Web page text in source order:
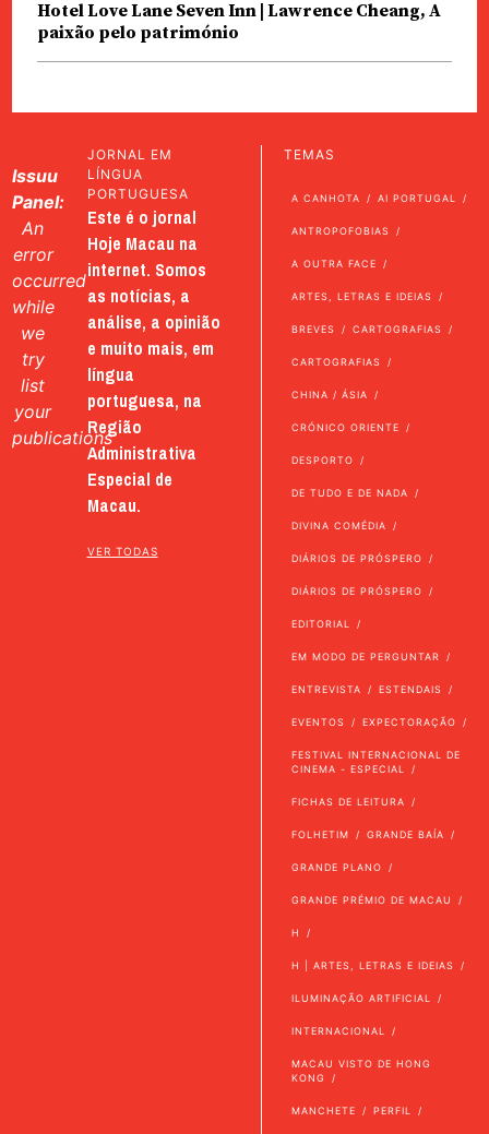
Hotel Love Lane Seven Inn | Lawrence Cheang, A
paixão pelo património
Issuu
Panel:
An
error
occurred
while
we
try
list
your
publications
JORNAL EM
LÍNGUA
PORTUGUESA
Este é o jornal
Hoje Macau na
internet. Somos
as notícias, a
análise, a opinião
e muito mais, em
língua
portuguesa, na
Região
Administrativa
Especial de
Macau.
VER TODAS
TEMAS
A CANHOTA AI PORTUGAL
ANTROPOFOBIAS
A OUTRA FACE
ARTES, LETRAS E IDEIAS
BREVES CARTOGRAFIAS
CARTOGRAFIAS
CHINA / ÁSIA
CRÓNICO ORIENTE
DESPORTO
DE TUDO E DE NADA
DIVINA COMÉDIA
DIÁRIOS DE PRÓSPERO
DIÁRIOS DE PRÓSPERO
EDITORIAL
EM MODO DE PERGUNTAR
ENTREVISTA ESTENDAIS
EVENTOS EXPECTORAÇÃO
FESTIVAL INTERNACIONAL DE
CINEMA - ESPECIAL
FICHAS DE LEITURA
FOLHETIM GRANDE BAÍA
GRANDE PLANO
GRANDE PRÉMIO DE MACAU
H
H | ARTES, LETRAS E IDEIAS
ILUMINAÇÃO ARTIFICIAL
INTERNACIONAL
MACAU VISTO DE HONG
KONG
MANCHETE PERFIL